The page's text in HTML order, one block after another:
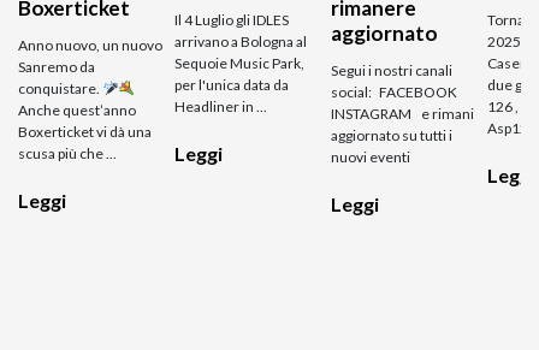
Boxerticket
Anno nuovo, un nuovo
Sanremo da
conquistare.
Anche quest’anno
Boxerticket vi dà una
scusa più che ...
Leggi
Il 4 Luglio gli IDLES
arrivano a Bologna al
Sequoie Music Park,
per l'unica data da
Headliner in ...
Leggi
rimanere
aggiornato
Segui i nostri canali
social: FACEBOOK
INSTAGRAM e rimani
aggiornato su tutti i
nuovi eventi
Leggi
Torna
2025,
due
126 ,
Leggi